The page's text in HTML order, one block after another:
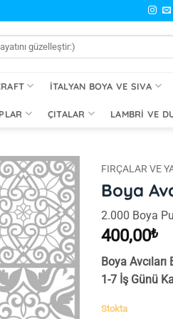
İTALYAN BOYA VE SIVA
ÇITALAR LAMBRI VE
İstek
Listeme
Ekle
FIRÇALAR VE
Boya
2.000 Boya
400,00₺
Boya
1-7 İş Günü
Stokta